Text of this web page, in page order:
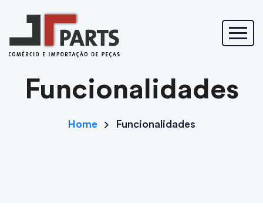
Funcionalidades
Home Funcionalidades